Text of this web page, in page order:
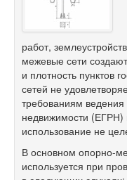
работ,
межевые сети
и плотность пунктов
сетей не
требованиям ведения
недвижимости (ЕГРН)
использование не
В основном опорно-
используется при